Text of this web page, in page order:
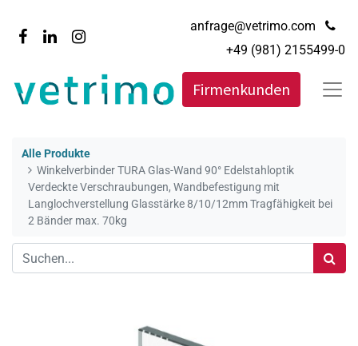
anfrage@vetrimo.com
+49 (981) 2155499-0
Firmenkunden
Alle Produkte
Winkelverbinder TURA Glas-Wand 90° Edelstahloptik
Verdeckte Verschraubungen, Wandbefestigung mit
Langlochverstellung Glasstärke 8/10/12mm Tragfähigkeit bei
2 Bänder max. 70kg